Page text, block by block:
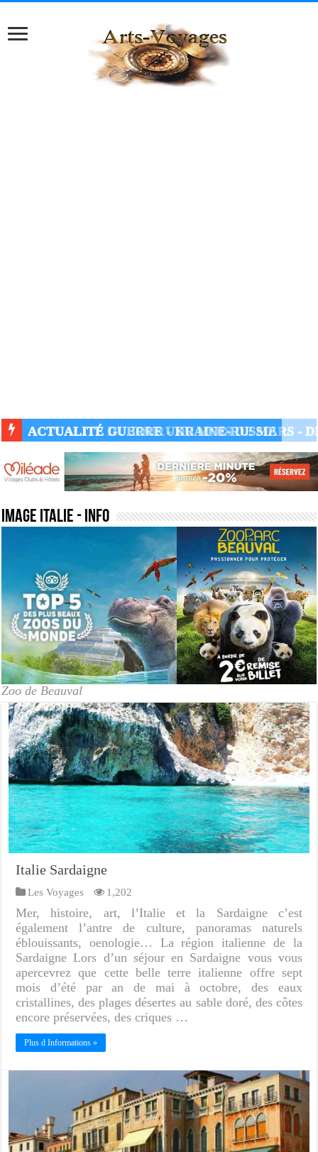
ACTUALITÉ GUERRE UKRAINE-RUSSIE
image italie - Info
Zoo de Beauval
Italie Sardaigne
Les Voyages 1,202
Mer, histoire, art, l’Italie et la Sardaigne c’est
également l’antre de culture, panoramas naturels
éblouissants, oenologie… La région italienne de la
Sardaigne Lors d’un séjour en Sardaigne vous vous
apercevrez que cette belle terre italienne offre sept
mois d’été par an de mai à octobre, des eaux
cristallines, des plages désertes au sable doré, des côtes
encore préservées, des criques …
Plus d Informations »